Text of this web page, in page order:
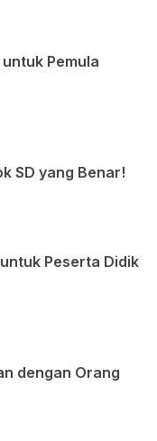
Pemula
SD yang Benar!
Peserta Didik
dengan Orang